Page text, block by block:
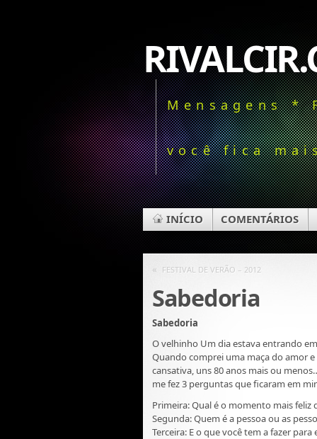
Mensagens
você fica
INÍCIO COMENTÁRIOS
« FESTIVAL DE VERÃO – 2012
Sabedoria
Sabedoria
O velhinho Um dia estava entrando
Quando comprei uma maça do amor
cansativa, uns 80 anos mais ou
me fez 3 perguntas que ficaram em
Primeira: Qual é o momento mais feliz
Segunda: Quem é a pessoa ou as
Terceira: E o que você tem a fazer